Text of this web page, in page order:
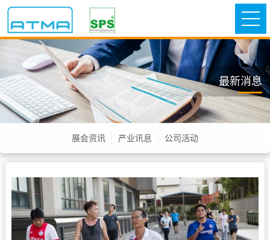
最新消息
展会资讯 产业讯息 公司活动